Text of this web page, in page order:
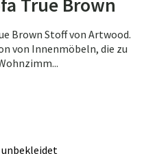
Brown Stoff von Artwood.
von Innenmöbeln, die zu